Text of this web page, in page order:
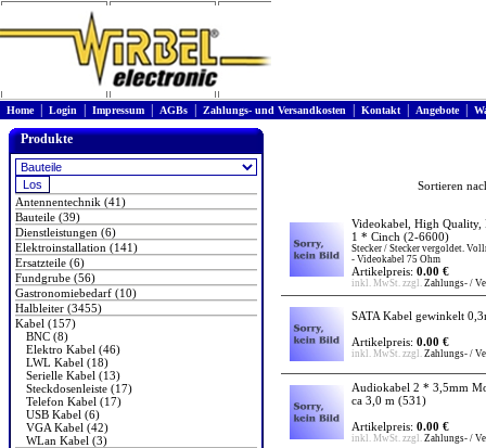
Home| Login Impressum AGBs Zahlungs- und Versandkosten Kontakt| Angebote|
Produkte
Antennentechnik (41)
Bauteile (39)
Dienstleistungen (6)
Elektroinstallation (141)
Ersatzteile (6)
Fundgrube (56)
Gastronomiebedarf (10)
Halbleiter (3455)
Kabel (157)
BNC (8)
Elektro Kabel (46)
LWL Kabel (18)
Serielle Kabel (13)
Steckdosenleiste (17)
Telefon Kabel (17)
USB Kabel (6)
VGA Kabel (42)
WLan Kabel (3)
Sortieren
Videokabel, High Quality,
1 * Cinch (2-6600)
Stecker / Stecker vergoldet.
- Videokabel 75 Ohm
Artikelpreis: 0.00 €
inkl. MwSt. zzgl. Zahlungs- /
SATA Kabel gewinkelt
Artikelpreis: 0.00 €
inkl. MwSt. zzgl. Zahlungs- /
Audiokabel 2 * 3,5mm
ca 3,0 m (531)
Artikelpreis: 0.00 €
inkl. MwSt. zzgl. Zahlungs- /